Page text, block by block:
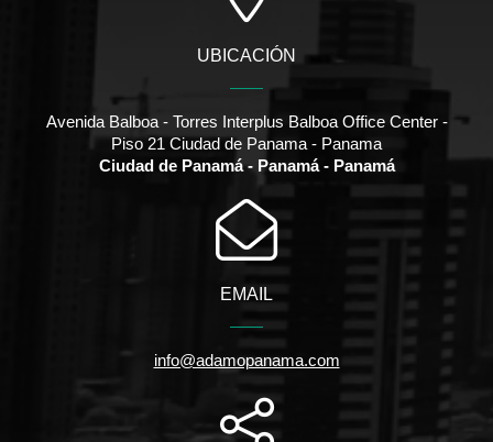
UBICACIÓN
Avenida Balboa - Torres Interplus Balboa Office Center -
Piso 21 Ciudad de Panama - Panama
Ciudad de Panamá - Panamá - Panamá
EMAIL
info@adamopanama.com